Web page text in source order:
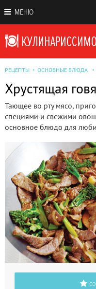
МЕНЮ
РЕЦЕПТЫ ОСНОВНЫЕ БЛЮДА
Хрустящая
Тающее во рту мясо,
специями и свежими
основное блюдо для